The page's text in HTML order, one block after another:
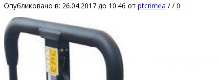
Опубликовано в: 26.04.2017 до 10:46 от ptcrimea / / 0